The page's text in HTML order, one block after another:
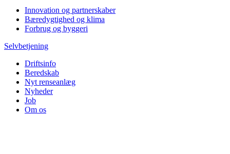
Innovation og partnerskaber
Bæredygtighed og klima
Forbrug og byggeri
Selvbetjening
Driftsinfo
Beredskab
Nyt renseanlæg
Nyheder
Job
Om os